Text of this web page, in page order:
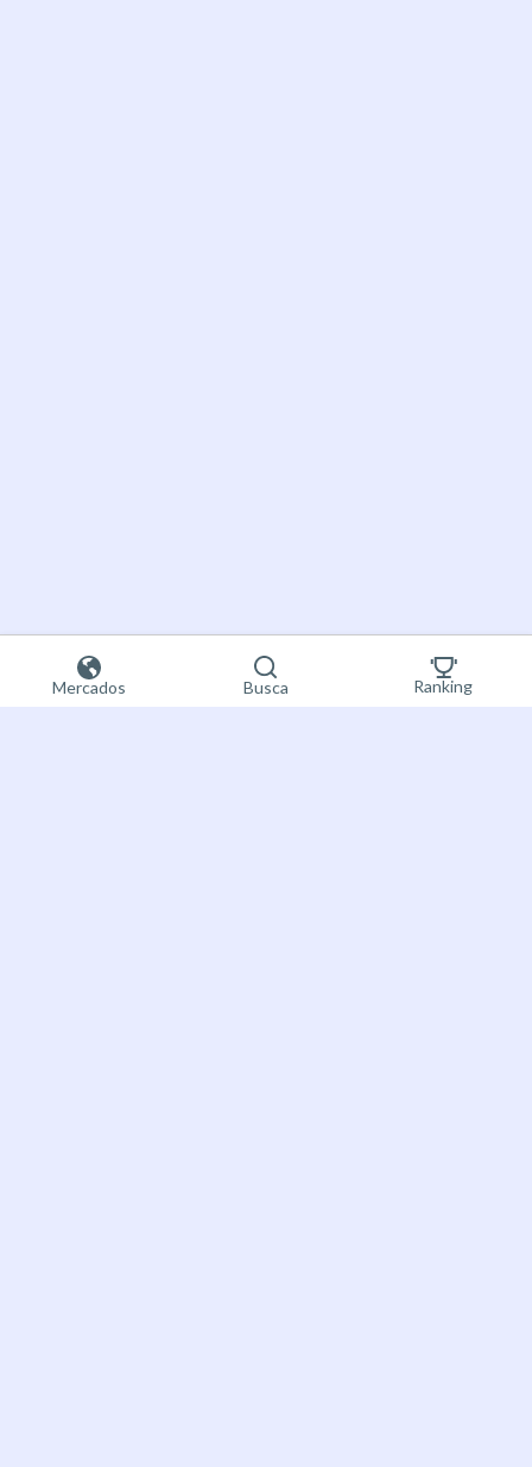
Mercados Busca Ranking